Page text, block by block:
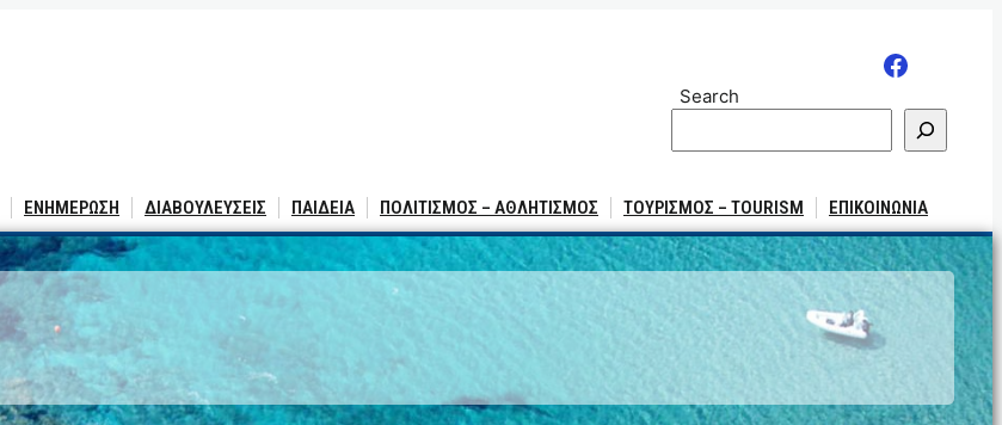
Search
ΕΝΗΜΕΡΩΣΗ ΔΙΑΒΟΥΛΕΥΣΕΙΣ ΠΑΙΔΕΙΑ ΠΟΛΙΤΙΣΜΟΣ – ΑΘΛΗΤΙΣΜΟΣ ΤΟΥΡΙΣΜΟΣ – TOURISM ΕΠΙΚΟΙΝΩΝΙΑ